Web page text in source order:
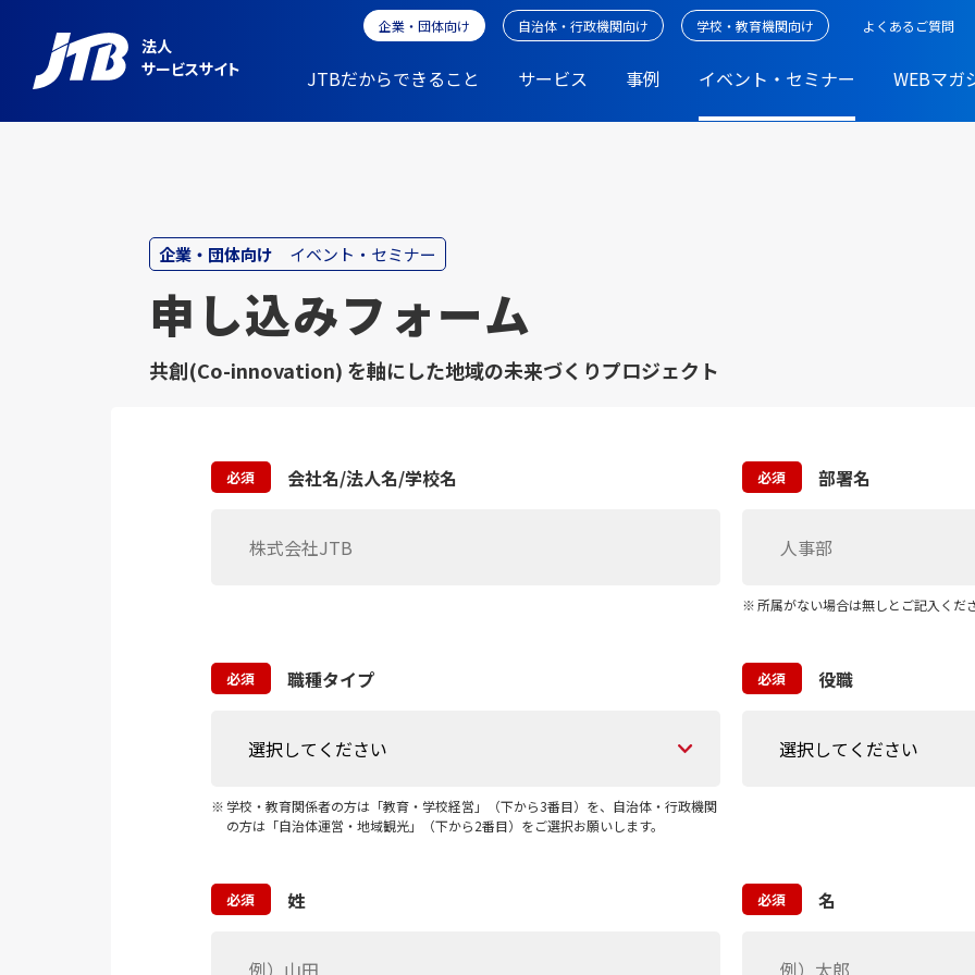
法人
サービスサイト
企業・団体向け 自治体・行政機関向け 学校・教育機関向け よくあるご質問
JTBだからできること サービス 事例 イベント・セミナー WEBマガ
企業・団体向け イベント・セミナー
申し込みフォーム
共創(Co-innovation) を軸にした地域の未来づくりプロジェクト
会社名/法人名/学校名
必須 部署名
必須
所属がない場合は無しとご記入くだ
職種タイプ
必須
学校・教育関係者の方は「教育・学校経営」（下から3番目）を、自治体・行政機関
の方は「自治体運営・地域観光」（下から2番目）をご選択お願いします。
役職
必須
姓
必須 名
必須